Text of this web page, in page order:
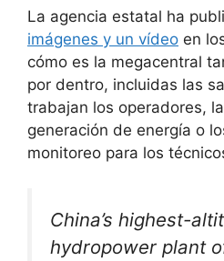
La agencia estatal ha
imágenes y un vídeo en
cómo es la megacentral
por dentro, incluidas las
trabajan los operadores,
generación de energía o
monitoreo para los
China’s highest-
hydropower plant